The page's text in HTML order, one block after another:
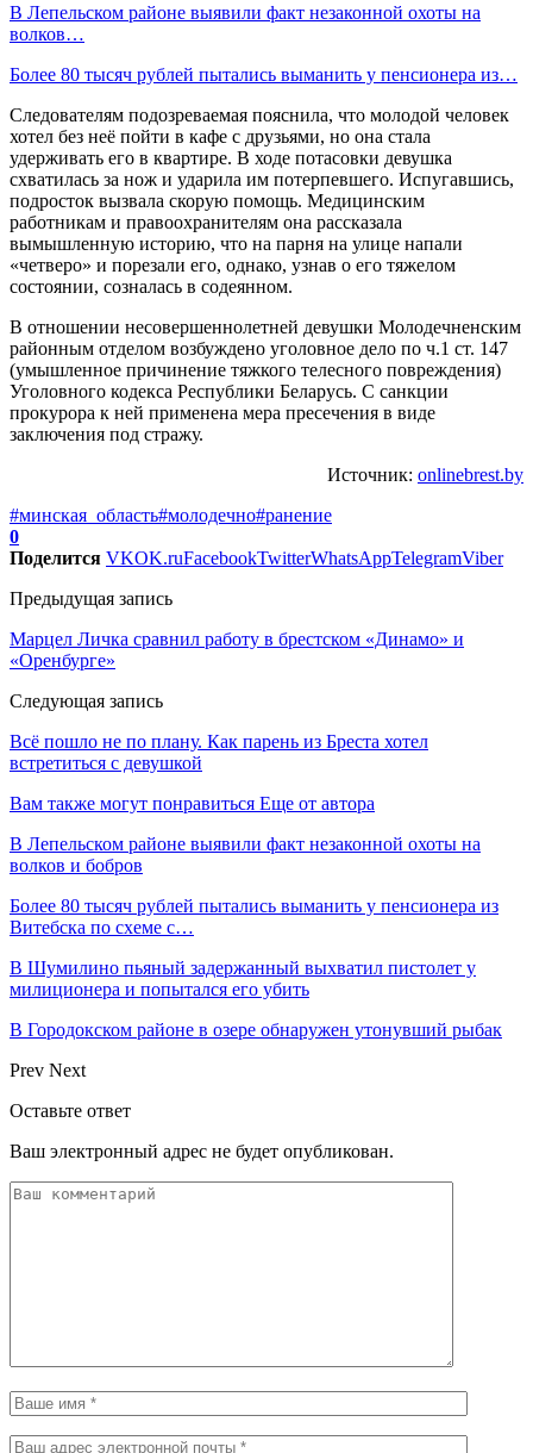
В Лепельском районе выявили факт незаконной охоты на
волков…
Более 80 тысяч рублей пытались выманить у пенсионера из…
Следователям подозреваемая пояснила, что молодой человек
хотел без неё пойти в кафе с друзьями, но она стала
удерживать его в квартире. В ходе потасовки девушка
схватилась за нож и ударила им потерпевшего. Испугавшись,
подросток вызвала скорую помощь. Медицинским
работникам и правоохранителям она рассказала
вымышленную историю, что на парня на улице напали
«четверо» и порезали его, однако, узнав о его тяжелом
состоянии, созналась в содеянном.
В отношении несовершеннолетней девушки Молодечненским
районным отделом возбуждено уголовное дело по ч.1 ст. 147
(умышленное причинение тяжкого телесного повреждения)
Уголовного кодекса Республики Беларусь. С санкции
прокурора к ней применена мера пресечения в виде
заключения под стражу.
Источник: onlinebrest.by
#минская_область#молодечно#ранение
0
Поделится VKOK.ruFacebookTwitterWhatsAppTelegramViber
Предыдущая запись
Марцел Личка сравнил работу в брестском «Динамо» и
«Оренбурге»
Следующая запись
Всё пошло не по плану. Как парень из Бреста хотел
встретиться с девушкой
Вам также могут понравиться Еще от автора
В Лепельском районе выявили факт незаконной охоты на
волков и бобров
Более 80 тысяч рублей пытались выманить у пенсионера из
Витебска по схеме с…
В Шумилино пьяный задержанный выхватил пистолет у
милиционера и попытался его убить
В Городокском районе в озере обнаружен утонувший рыбак
Prev Next
Оставьте ответ
Ваш электронный адрес не будет опубликован.